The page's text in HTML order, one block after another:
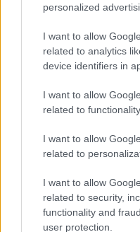
personalized
I want to allow
related to analytics
device identifiers in
I want to allow
related to
I want to allow
related to
I want to allow
related to security,
functionality and
user protection.
ÉLETMÓD
lett
TikTok-
értik a lényegét
ÉLETMÓD
Sokan ezzel